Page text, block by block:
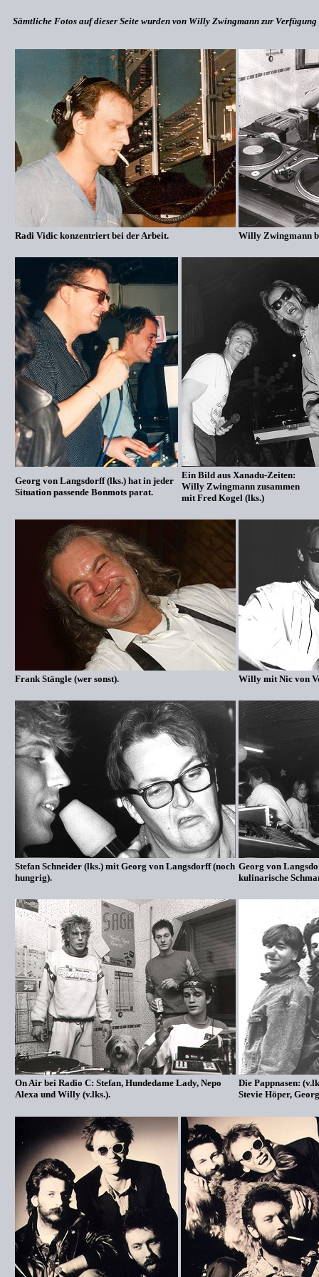
Sämtliche Fotos auf dieser Seite wurden von Willy Zwingmann zur
Radi Vidic konzentriert bei der Arbeit. Willy Zwingmann
Georg von Langsdorff (lks.) hat in jeder
Situation passende Bonmots parat.
Ein Bild aus Xanadu-Zeiten:
Willy Zwingmann zusammen
mit Fred Kogel (lks.)
Frank Stängle (wer sonst). Willy mit Nic von
Stefan Schneider (lks.) mit Georg von Langsdorff (noch
hungrig).
Georg von
kulinarische
On Air bei Radio C: Stefan, Hundedame Lady, Nepo
Alexa und Willy (v.lks.).
Die Pappnasen:
Stevie Höper,